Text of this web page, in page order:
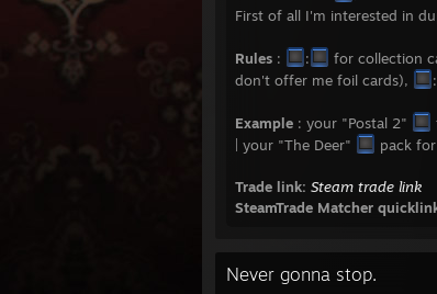
First of all I'm interested in
Rules : : for collection
don't offer me foil cards),
:
Example : your "Postal 2"
| your "The Deer"
pack
Trade link: Steam trade link
SteamTrade Matcher
Never gonna stop.